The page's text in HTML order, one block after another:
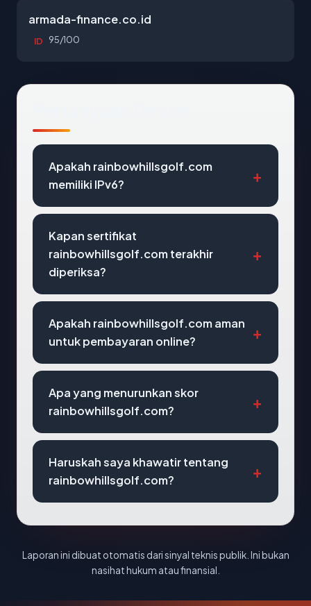
armada-finance.co.id
ID 95/100
Apakah rainbowhillsgolf.com
memiliki IPv6?
Kapan sertifikat
rainbowhillsgolf.com terakhir
diperiksa?
Apakah rainbowhillsgolf.com aman
untuk pembayaran online?
Apa yang menurunkan skor
rainbowhillsgolf.com?
Haruskah saya khawatir tentang
rainbowhillsgolf.com?
Laporan ini dibuat otomatis dari sinyal teknis publik. Ini bukan
nasihat hukum atau finansial.